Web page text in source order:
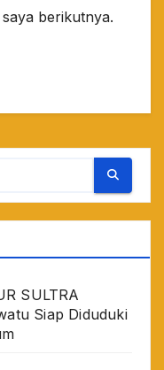
berikutnya.
SULTRA
Siap Diduduki